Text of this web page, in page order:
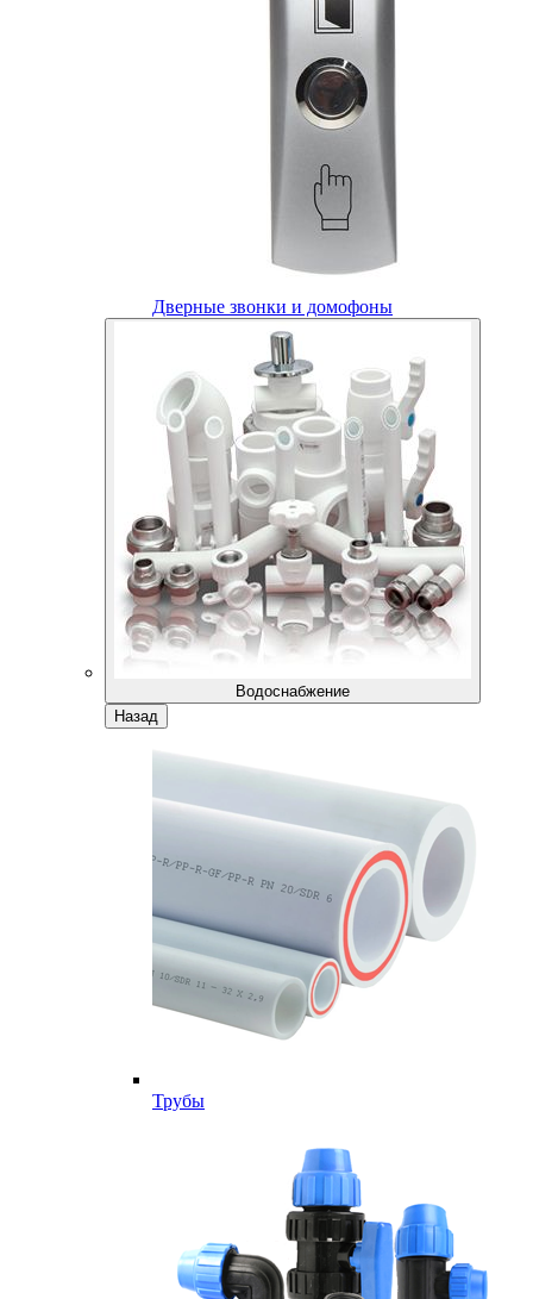
Дверные звонки и домофоны
Водоснабжение
Назад
Трубы